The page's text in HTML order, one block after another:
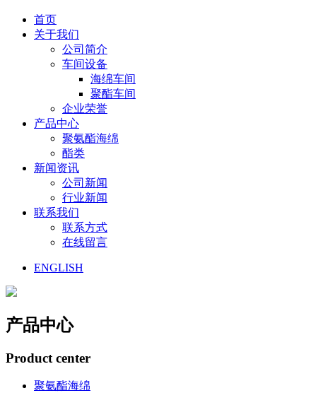
首页
关于我们
公司简介
车间设备
海绵车间
聚酯车间
企业荣誉
产品中心
聚氨酯海绵
酯类
新闻资讯
公司新闻
行业新闻
联系我们
联系方式
在线留言
ENGLISH
产品中心
Product center
聚氨酯海绵